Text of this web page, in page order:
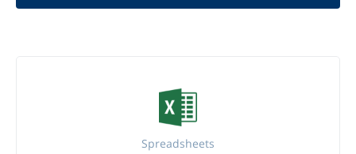
Spreadsheets